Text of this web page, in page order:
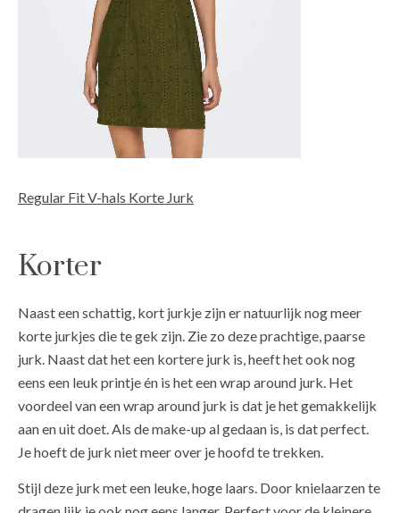
Regular Fit V-hals Korte Jurk
Korter
Naast een schattig, kort jurkje zijn er natuurlijk nog meer
korte jurkjes die te gek zijn. Zie zo deze prachtige, paarse
jurk. Naast dat het een kortere jurk is, heeft het ook nog
eens een leuk printje én is het een wrap around jurk. Het
voordeel van een wrap around jurk is dat je het gemakkelijk
aan en uit doet. Als de make-up al gedaan is, is dat perfect.
Je hoeft de jurk niet meer over je hoofd te trekken.
Stijl deze jurk met een leuke, hoge laars. Door knielaarzen te